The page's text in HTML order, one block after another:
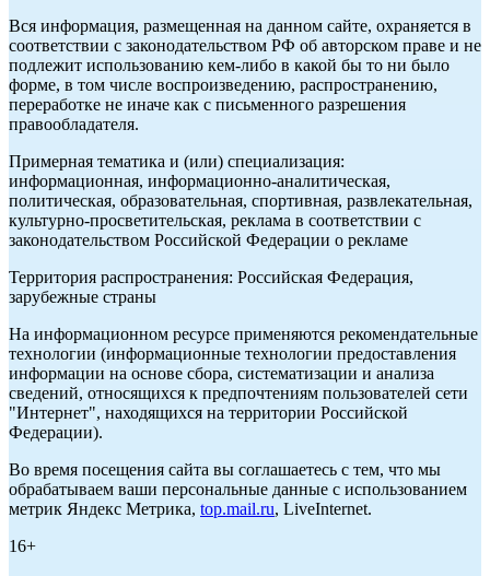
Вся информация, размещенная на данном сайте, охраняется в
соответствии с законодательством РФ об авторском праве и не
подлежит использованию кем-либо в какой бы то ни было
форме, в том числе воспроизведению, распространению,
переработке не иначе как с письменного разрешения
правообладателя.
Примерная тематика и (или) специализация:
информационная, информационно-аналитическая,
политическая, образовательная, спортивная, развлекательная,
культурно-просветительская, реклама в соответствии с
законодательством Российской Федерации о рекламе
Территория распространения: Российская Федерация,
зарубежные страны
На информационном ресурсе применяются рекомендательные
технологии (информационные технологии предоставления
информации на основе сбора, систематизации и анализа
сведений, относящихся к предпочтениям пользователей сети
"Интернет", находящихся на территории Российской
Федерации).
Во время посещения сайта вы соглашаетесь с тем, что мы
обрабатываем ваши персональные данные с использованием
метрик Яндекс Метрика, top.mail.ru, LiveInternet.
16+